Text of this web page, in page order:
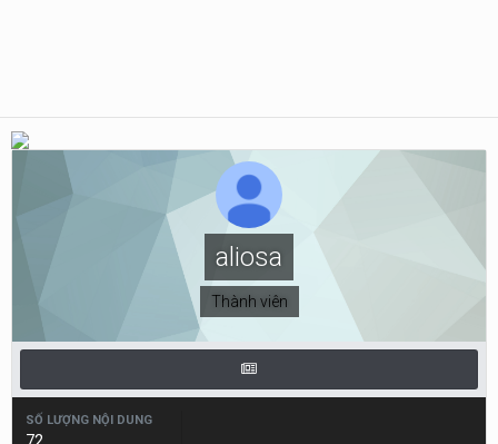
aliosa
Thành viên
SỐ LƯỢNG NỘI DUNG